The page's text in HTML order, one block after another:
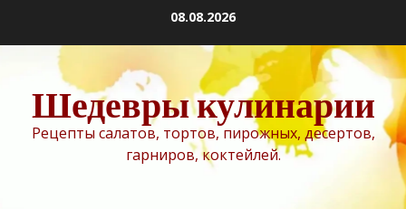
содержимому
08.08.2026
Шедевры кулинарии
Рецепты салатов, тортов, пирожных, десертов,
гарниров, коктейлей.